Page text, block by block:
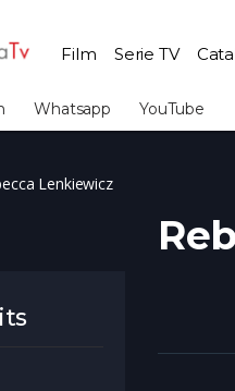
Film Serie TV
Whatsapp YouTube
Lenkiewicz